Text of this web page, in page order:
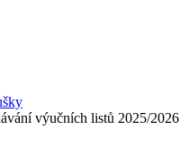
výučních listů 2025/2026